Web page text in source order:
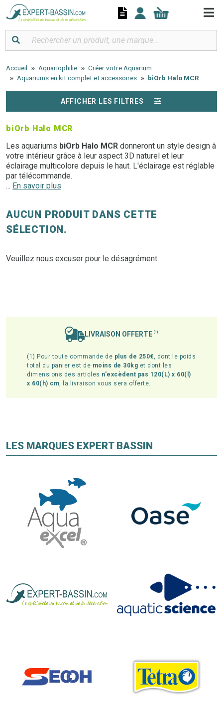
Accueil Aquariophilie
Créer votre Aquarium
Aquariums en kit complet et accessoires
biOrb Halo MCR
AFFICHER LES FILTRES
biOrb Halo MCR
Les aquariums biOrb Halo MCR donneront un style design à
votre intérieur grâce à leur aspect 3D naturel et leur
éclairage multicolore depuis le haut. L'éclairage est réglable
par télécommande.
... En savoir plus
AUCUN PRODUIT DANS CETTE
SÉLECTION.
Veuillez nous excuser pour le désagrément.
LIVRAISON OFFERTE (1)
(1) Pour toute commande de plus de 250€, dont le poids
total du panier est de moins de 30kg et dont les
dimensions des articles n'excèdent pas 120(L) x 60(l)
x 60(h) cm, la livraison vous sera offerte.
LES MARQUES EXPERT BASSIN
Panneau de gestion des cookies